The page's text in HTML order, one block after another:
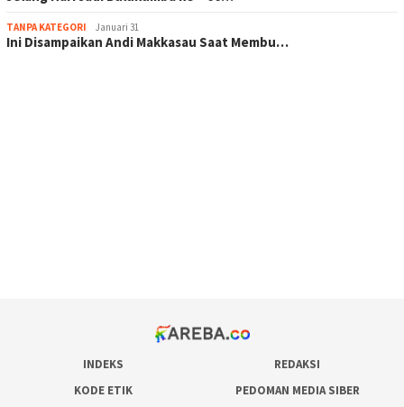
TANPA KATEGORI Januari 31
Ini Disampaikan Andi Makkasau Saat Membu…
INDEKS
REDAKSI
KODE ETIK
PEDOMAN MEDIA SIBER